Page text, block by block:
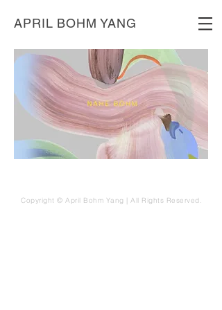
APRIL BOHM YANG
Copyright © April Bohm Yang | All Rights Reserved.